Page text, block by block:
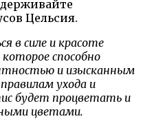
Цельсия.
в силе и красоте
способно
и изысканным
ухода и
будет процветать и
цветами.